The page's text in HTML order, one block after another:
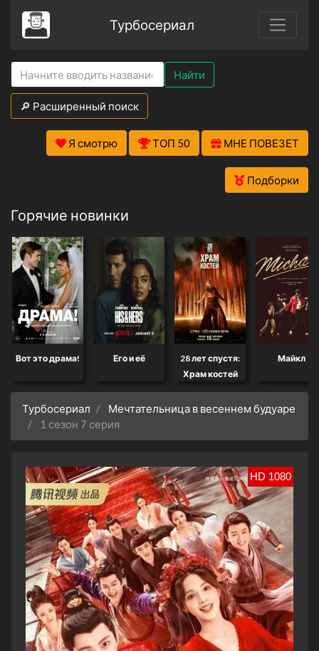
Турбосериал
Найти
🔎 Расширенный поиск
Я смотрю ТОП 50 МНЕ ПОВЕЗЕТ
Подборки
Горячие новинки
Вот это драма! Его и её
28 лет спустя:
Храм костей
Майкл
Турбосериал
Мечтательница в весеннем будуаре
1 сезон 7 серия
HD 1080